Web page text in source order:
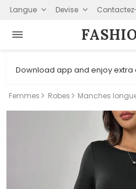
Langue Devise
Download app and enjoy extra
Femmes Robes Manches